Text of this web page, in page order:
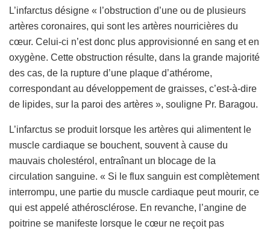
L’infarctus désigne « l’obstruction d’une ou de plusieurs
artères coronaires, qui sont les artères nourricières du
cœur. Celui-ci n’est donc plus approvisionné en sang et en
oxygène. Cette obstruction résulte, dans la grande majorité
des cas, de la rupture d’une plaque d’athérome,
correspondant au développement de graisses, c’est-à-dire
de lipides, sur la paroi des artères », souligne Pr. Baragou.
L’infarctus se produit lorsque les artères qui alimentent le
muscle cardiaque se bouchent, souvent à cause du
mauvais cholestérol, entraînant un blocage de la
circulation sanguine. « Si le flux sanguin est complètement
interrompu, une partie du muscle cardiaque peut mourir, ce
qui est appelé athérosclérose. En revanche, l’angine de
poitrine se manifeste lorsque le cœur ne reçoit pas